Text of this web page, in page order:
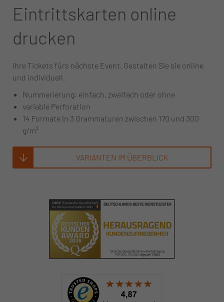
Eintrittskarten online
drucken
Ihre Tickets fürs nächste Event. Gestalten Sie sie online
und individuell.
Nummerierung: einfach, zweifach oder ohne
variable Perforation
14 Formate in 3 Grammaturen zwischen 170 und 300
g/m²
VARIANTEN IM ÜBERBLICK